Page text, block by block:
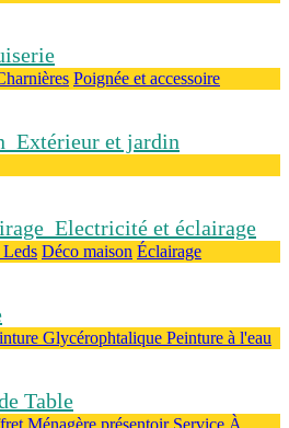
Poignée et accessoire
Extérieur et jardin
Electricité et éclairage
Déco maison Éclairage
Glycérophtalique Peinture à l'eau
Table
Ménagère présentoir Service À